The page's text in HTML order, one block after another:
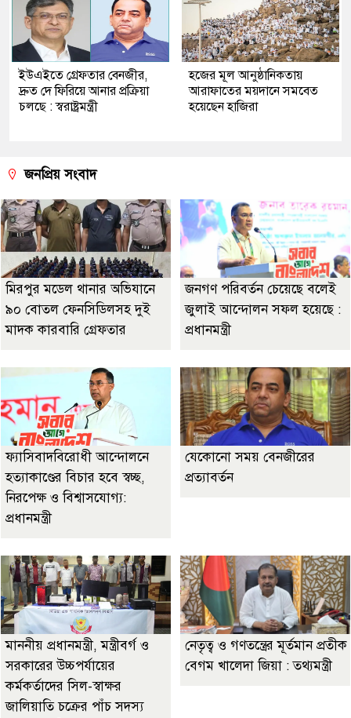
ইউএইতে গ্রেফতার বেনজীর,
দ্রুত দে ফিরিয়ে আনার প্রক্রিয়া
চলছে : স্বরাষ্ট্রমন্ত্রী
হজের মূল আনুষ্ঠানিকতায়
আরাফাতের ময়দানে সমবেত
হয়েছেন হাজিরা
জনপ্রিয় সংবাদ
মিরপুর মডেল থানার অভিযানে
৯০ বোতল ফেনসিডিলসহ দুই
মাদক কারবারি গ্রেফতার
জনগণ পরিবর্তন চেয়েছে বলেই
জুলাই আন্দোলন সফল হয়েছে :
প্রধানমন্ত্রী
ফ্যাসিবাদবিরোধী আন্দোলনে
হত্যাকাণ্ডের বিচার হবে স্বচ্ছ,
নিরপেক্ষ ও বিশ্বাসযোগ্য:
প্রধানমন্ত্রী
যেকোনো সময় বেনজীরের
প্রত্যাবর্তন
মাননীয় প্রধানমন্ত্রী, মন্ত্রীবর্গ ও
সরকারের উচ্চপর্যায়ের
কর্মকর্তাদের সিল-স্বাক্ষর
জালিয়াতি চক্রের পাঁচ সদস্য
নেতৃত্ব ও গণতন্ত্রের মূর্তমান প্রতীক
বেগম খালেদা জিয়া : তথ্যমন্ত্রী